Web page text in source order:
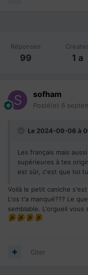
Réponses
99 1 a
sofham
Posté(e) 6
Le 2024-09-06 à
Les français mais
supérieures à tes
est sûr, c'est que toi
Voilà le petit caniche
L'os t'a manqué??? Le
semblable. L'orgueil vous
Citer